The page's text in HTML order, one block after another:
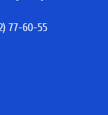
77-60-55